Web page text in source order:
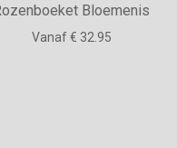
Bloemenis
Vanaf € 32.95